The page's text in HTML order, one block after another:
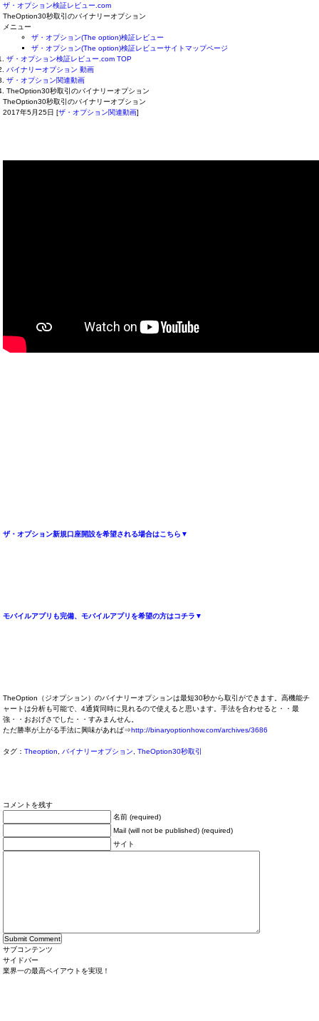
ザ・オプション検証レビュー.com
TheOption30秒取引のバイナリーオプション
メニュー
ザ・オプション(The option)検証レビュー
ザ・オプション(The option)検証レビューサイトマップページ
ザ・オプション検証レビュー.com TOP
バイナリーオプション 動画
ザ・オプション関連動画
TheOption30秒取引のバイナリーオプション
TheOption30秒取引のバイナリーオプション
2017年5月25日 [ザ・オプション関連動画]
ザ・オプション新規口座開設を希望される場合はこちら▼
モバイルアプリも完備、モバイルアプリを希望の方はコチラ▼
TheOption（ジオプション）のバイナリーオプションは最短30秒から取引ができます。高機能チ
ャートは分析も可能で、4通貨同時に見れるので使えると思います。手法を合わせると・・最
強・・おおげさでした・・すみまんせん。
ただ勝率が上がる手法に興味があれば⇒http://binaryoptionhow.com/archives/3686
タグ：Theoption バイナリーオプション ,TheOption30秒取引
コメントを残す
名前 (required)
Mail (will not be published) (required)
サイト
サブコンテンツ
サイドバー
業界一の最高ペイアウトを実現！